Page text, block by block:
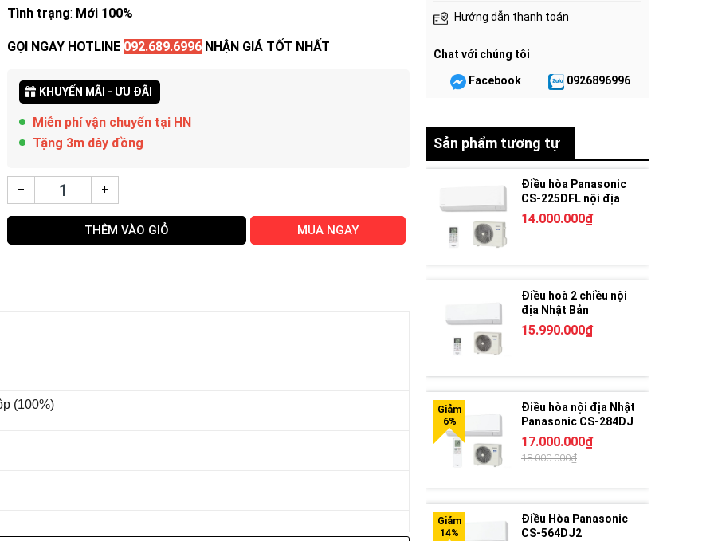
Tình trạng: Mới 100%
GỌI NGAY HOTLINE 092.689.6996 NHẬN GIÁ TỐT NHẤT
KHUYẾN MÃI - ƯU ĐÃI
Miễn phí vận chuyển tại HN
Tặng 3m dây đồng
– +
THÊM VÀO GIỎ MUA NGAY
(100%)
Hướng dẫn thanh toán
Chat với chúng tôi
Facebook 0926896996
Sản phẩm tương tự
Điều hòa Panasonic
CS-225DFL nội địa
Nhật 2 chiều
14.000.000₫
Điều hoà 2 chiều nội
địa Nhật Bản
Panasonic CS-285DFL
15.990.000₫
Điều hòa nội địa Nhật
Panasonic CS-284DJ
17.000.000₫
18.000.000₫
Điều Hòa Panasonic
CS-564DJ2